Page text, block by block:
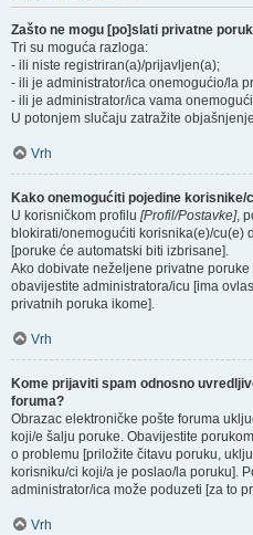
Zašto ne mogu [po]slati privatne
Tri su moguća razloga:
- ili niste registriran(a)/prijavljen(a);
- ili je administrator/ica onemogućio/la
- ili je administrator/ica vama
U potonjem slučaju zatražite
Vrh
Kako onemogućiti pojedine
U korisničkom profilu [Profil/Postavke],
blokirati/onemogućiti korisnika(e)/cu(e)
[poruke će automatski biti izbrisane].
Ako dobivate neželjene privatne
obavijestite administratora/icu [ima
privatnih poruka ikome].
Vrh
Kome prijaviti spam odnosno
foruma?
Obrazac elektroničke pošte foruma
koji/e šalju poruke. Obavijestite
o problemu [priložite čitavu poruku,
korisniku/ci koji/a je poslao/la poruku].
administrator/ica može poduzeti [za to
Vrh